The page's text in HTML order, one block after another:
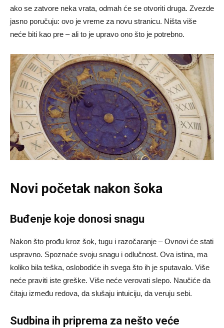
ako se zatvore neka vrata, odmah će se otvoriti druga. Zvezde
jasno poručuju: ovo je vreme za novu stranicu. Ništa više
neće biti kao pre – ali to je upravo ono što je potrebno.
Novi početak nakon šoka
Buđenje koje donosi snagu
Nakon što prođu kroz šok, tugu i razočaranje – Ovnovi će stati
uspravno. Spoznaće svoju snagu i odlučnost. Ova istina, ma
koliko bila teška, oslobodiće ih svega što ih je sputavalo. Više
neće praviti iste greške. Više neće verovati slepo. Naučiće da
čitaju između redova, da slušaju intuiciju, da veruju sebi.
Sudbina ih priprema za nešto veće